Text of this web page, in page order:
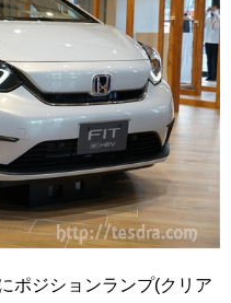
ポジションランプ(クリア